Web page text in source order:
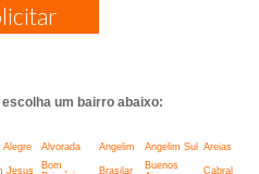
um bairro abaixo:
Alegre Alvorada Angelim Angelim Sul Areias
Jesus
Bom
Brasilar
Buenos
Cabral